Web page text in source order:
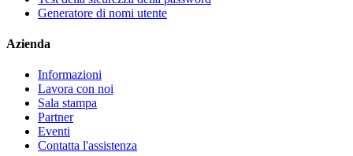
Generatore di nomi utente
Azienda
Informazioni
Lavora con noi
Sala stampa
Partner
Eventi
Contatta l'assistenza